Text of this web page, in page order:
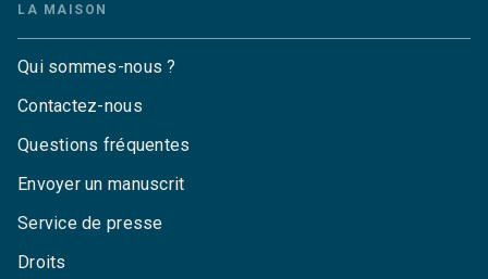
LA MAISON
Qui sommes-nous ?
Contactez-nous
Questions fréquentes
Envoyer un manuscrit
Service de presse
Droits